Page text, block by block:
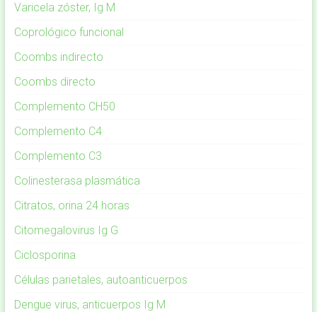
Varicela zóster, Ig M
Coprológico funcional
Coombs indirecto
Coombs directo
Complemento CH50
Complemento C4
Complemento C3
Colinesterasa plasmática
Citratos, orina 24 horas
Citomegalovirus Ig G
Ciclosporina
Células parietales, autoanticuerpos
Dengue virus, anticuerpos Ig M